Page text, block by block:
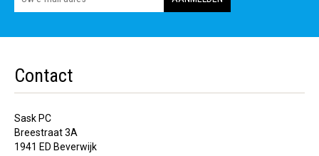
Contact
Sask PC
Breestraat 3A
1941 ED Beverwijk